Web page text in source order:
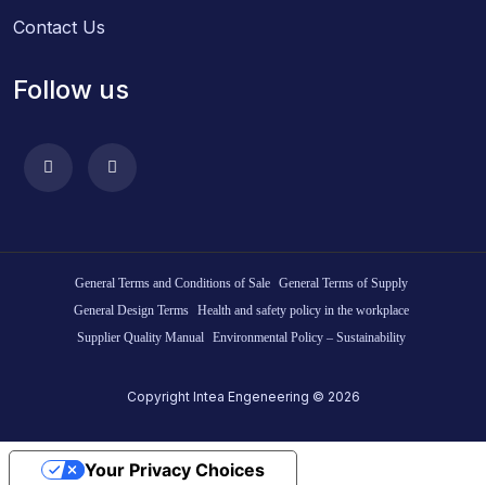
Contact Us
Follow us
General Terms and Conditions of Sale
General Terms of Supply
General Design Terms
Health and safety policy in the workplace
Supplier Quality Manual
Environmental Policy – Sustainability
Copyright Intea Engeneering © 2026
Your Privacy Choices